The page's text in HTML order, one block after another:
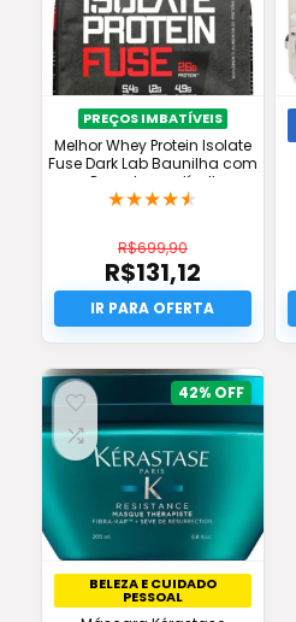
PREÇOS IMBATÍVEIS
Melhor Whey Protein Isolate
Fuse Dark Lab Baunilha com
Preço Imperdível!
★★★★★
R$699,90
O
preço
original
era:
R$699,90.
R$131,12
O
preço
atual
é:
R$131,12.
42%
BELEZA E CUIDADO
PESSOAL